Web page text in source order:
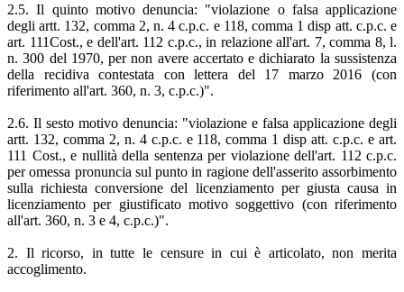
2.5. Il quinto motivo denuncia: "violazione o falsa applicazione
degli artt. 132, comma 2, n. 4 c.p.c. e 118, comma 1 disp att. c.p.c. e
art. 111Cost., e dell'art. 112 c.p.c., in relazione all'art. 7, comma 8, l.
n. 300 del 1970, per non avere accertato e dichiarato la sussistenza
della recidiva contestata con lettera del 17 marzo 2016 (con
riferimento all'art. 360, n. 3, c.p.c.)".
2.6. Il sesto motivo denuncia: "violazione e falsa applicazione degli
artt. 132, comma 2, n. 4 c.p.c. e 118, comma 1 disp att. c.p.c. e art.
111 Cost., e nullità della sentenza per violazione dell'art. 112 c.p.c.
per omessa pronuncia sul punto in ragione dell'asserito assorbimento
sulla richiesta conversione del licenziamento per giusta causa in
licenziamento per giustificato motivo soggettivo (con riferimento
all'art. 360, n. 3 e 4, c.p.c.)".
2. Il ricorso, in tutte le censure in cui è articolato, non merita
accoglimento.